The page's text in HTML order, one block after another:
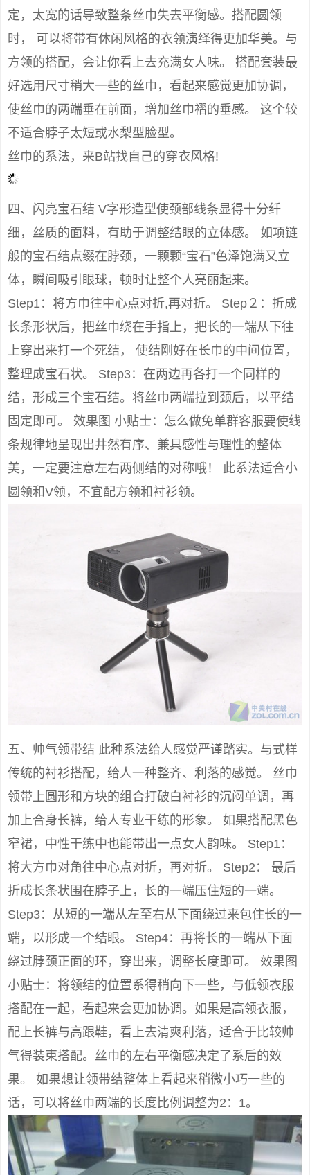
定，太宽的话导致整条丝巾失去平衡感。搭配圆领
时， 可以将带有休闲风格的衣领演绎得更加华美。与
方领的搭配，会让你看上去充满女人味。 搭配套装最
好选用尺寸稍大一些的丝巾，看起来感觉更加协调，
使丝巾的两端垂在前面，增加丝巾褶的垂感。 这个较
不适合脖子太短或水梨型脸型。
丝巾的系法，来B站找自己的穿衣风格!
四、闪亮宝石结 V字形造型使颈部线条显得十分纤
细，丝质的面料，有助于调整结眼的立体感。 如项链
般的宝石结点缀在脖颈，一颗颗“宝石”色泽饱满又立
体，瞬间吸引眼球，顿时让整个人亮丽起来。
Step1：将方巾往中心点对折,再对折。 Step２：折成
长条形状后，把丝巾绕在手指上，把长的一端从下往
上穿出来打一个死结， 使结刚好在长巾的中间位置，
整理成宝石状。 Step3：在两边再各打一个同样的
结，形成三个宝石结。将丝巾两端拉到颈后，以平结
固定即可。 效果图 小贴士：怎么做免单群客服要使线
条规律地呈现出井然有序、兼具感性与理性的整体
美，一定要注意左右两侧结的对称哦！ 此系法适合小
圆领和V领，不宜配方领和衬衫领。
五、帅气领带结 此种系法给人感觉严谨踏实。与式样
传统的衬衫搭配，给人一种整齐、利落的感觉。 丝巾
领带上圆形和方块的组合打破白衬衫的沉闷单调，再
加上合身长裤，给人专业干练的形象。 如果搭配黑色
窄裙，中性干练中也能带出一点女人韵味。 Step1：
将大方巾对角往中心点对折，再对折。 Step2： 最后
折成长条状围在脖子上，长的一端压住短的一端。
Step3：从短的一端从左至右从下面绕过来包住长的一
端，以形成一个结眼。 Step4：再将长的一端从下面
绕过脖颈正面的环，穿出来，调整长度即可。 效果图
小贴士：将领结的位置系得稍向下一些，与低领衣服
搭配在一起，看起来会更加协调。如果是高领衣服，
配上长裤与高跟鞋，看上去清爽利落，适合于比较帅
气得装束搭配。丝巾的左右平衡感决定了系后的效
果。 如果想让领带结整体上看起来稍微小巧一些的
话，可以将丝巾两端的长度比例调整为2：1。